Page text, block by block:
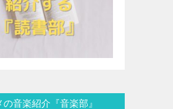
の音楽紹介『音楽部』